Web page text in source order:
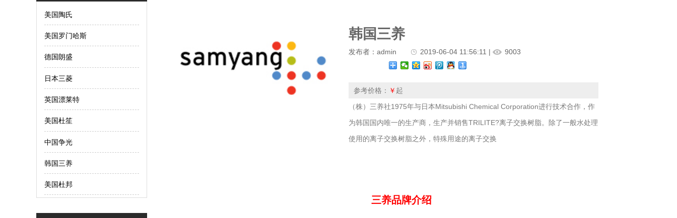
美国陶氏
美国罗门哈斯
德国朗盛
日本三菱
英国漂莱特
美国杜笙
中国争光
韩国三养
美国杜邦
韩国三养
发布者：admin 2019-06-04 11:56:11 | 9003
参考价格： ￥ 起
（株）三养社1975年与日本Mitsubishi Chemical Corporation进行技术合作，作
为韩国国内唯一的生产商，生产并销售TRILITE?离子交换树脂。除了一般水处理
使用的离子交换树脂之外，特殊用途的离子交换
三养品牌介绍